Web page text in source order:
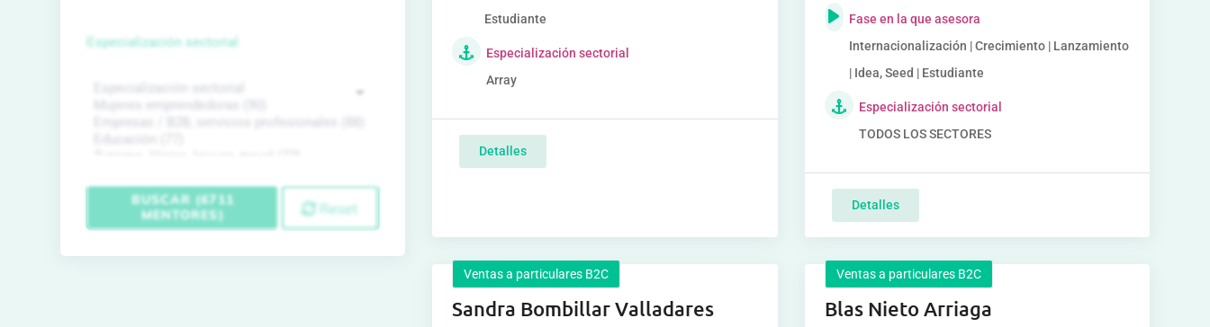
Estudiante
Especialización sectorial
Array
Detalles
Fase en la que asesora
Internacionalización | Crecimiento | Lanzamiento
| Idea, Seed | Estudiante
Especialización sectorial
TODOS LOS SECTORES
Detalles
Ventas a particulares B2C
Sandra Bombillar Valladares
Ventas a particulares B2C
Blas Nieto Arriaga
Especialización sectorial
BUSCAR (6711
MENTORES)
Reset